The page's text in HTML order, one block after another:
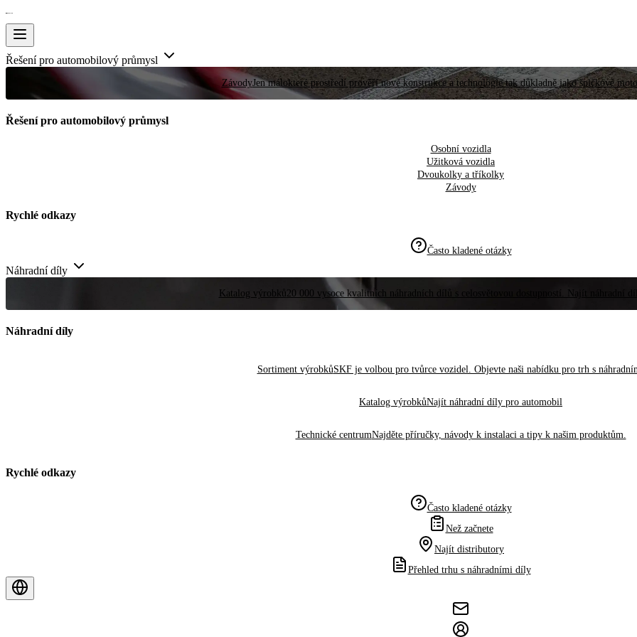
Řešení pro automobilový průmysl
ZávodyJen málokteré prostředí prověří nové konstrukce a technologie tak důkladně jako špičkové
Řešení pro automobilový průmysl
Osobní vozidla
Užitková vozidla
Dvoukolky a tříkolky
Závody
Rychlé odkazy
Často kladené otázky
Náhradní díly
Katalog výrobků20 000 vysoce kvalitních náhradních dílů s celosvětovou dostupností. Najít náhradní
Náhradní díly
Sortiment výrobkůSKF je volbou pro tvůrce vozidel. Objevte naši nabídku pro trh s
Katalog výrobkůNajít náhradní díly pro automobil
Technické centrumNajděte příručky, návody k instalaci a tipy k našim produktům.
Rychlé odkazy
Často kladené otázky
Než začnete
Najít distributory
Přehled trhu s náhradními díly